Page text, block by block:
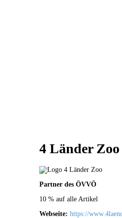
4 Länder Zoo
Partner des ÖVVÖ
10 % auf alle Artikel
Webseite: https://